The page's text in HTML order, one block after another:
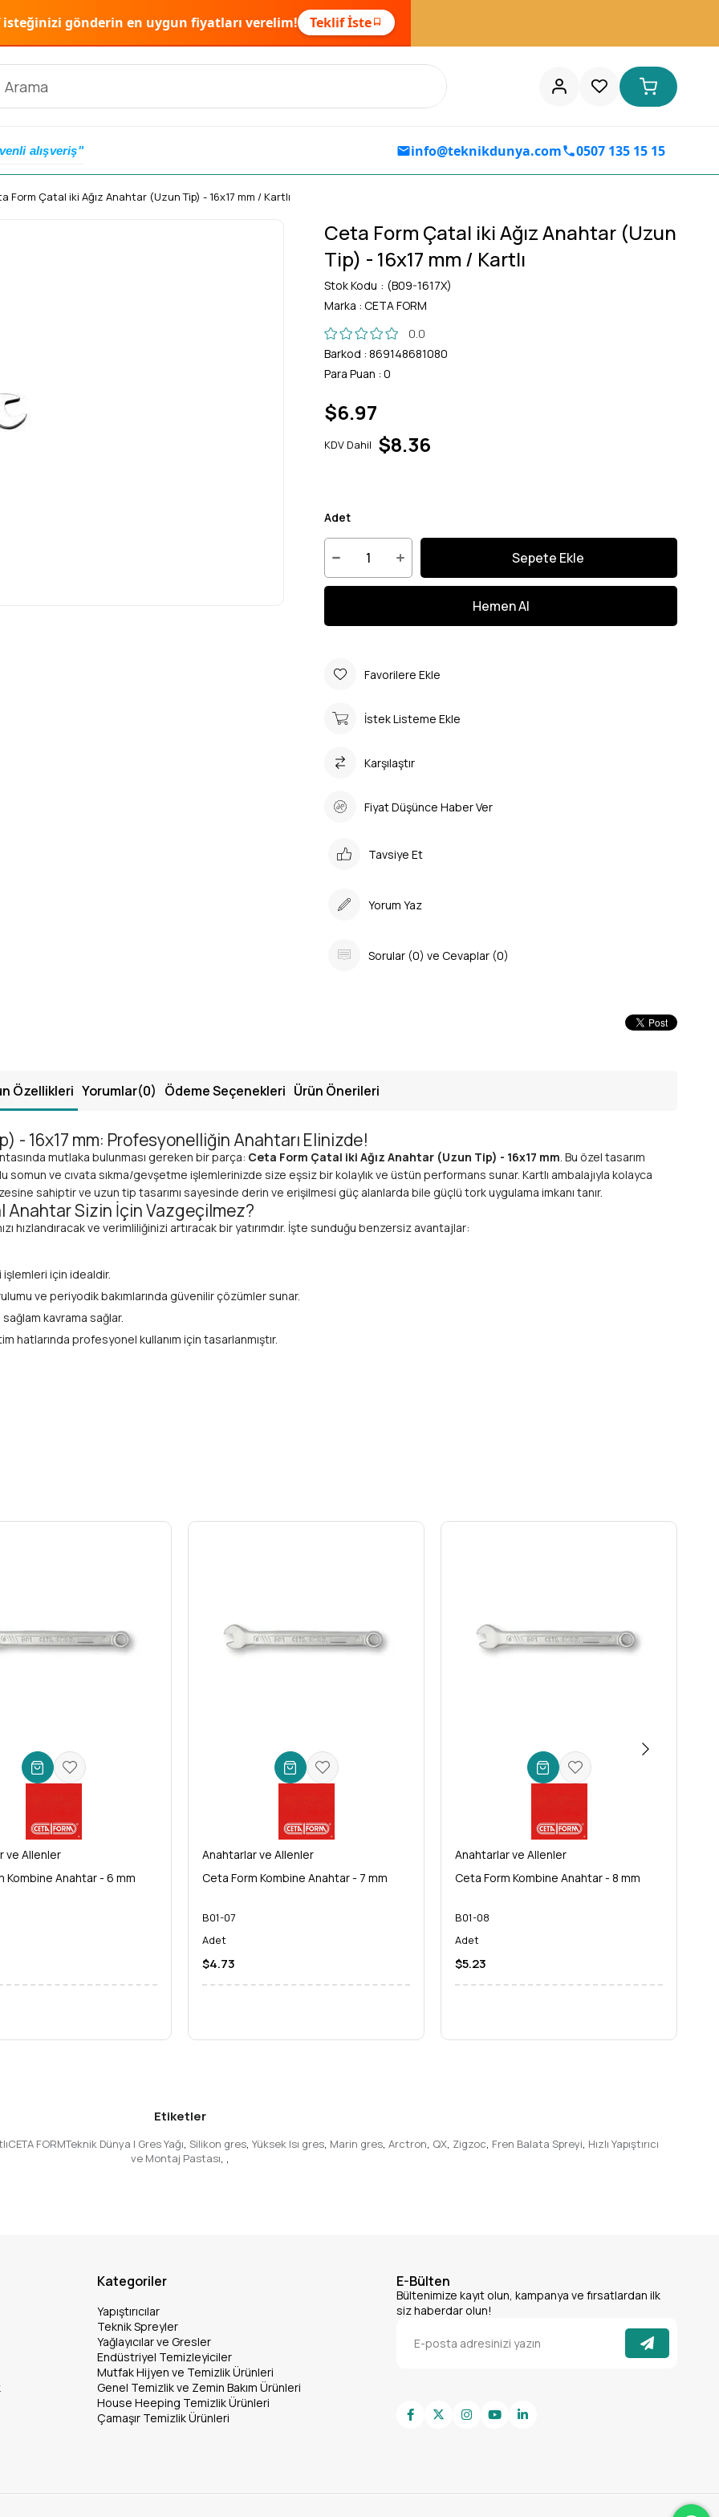
isteğinizi gönderin en uygun fiyatları verelim! Teklif İste
alışveriş" info@teknikdunya.com 0507 135 15 15
Form Çatal iki Ağız Anahtar (Uzun Tip) - 16x17 mm / Kartlı
Ceta Form Çatal iki Ağız Anahtar (Uzun
Tip) - 16x17 mm / Kartlı
Stok Kodu
(B09-1617X)
Marka : CETA FORM
0.0
Barkod : 869148681080
Para Puan : 0
$6.97
KDV Dahil $8.36
Adet
Favorilere Ekle
İstek Listeme Ekle
Karşılaştır
Fiyat Düşünce Haber Ver
Tavsiye Et
Yorum Yaz
Sorular (0) ve Cevaplar (0)
Özellikleri Yorumlar(0) Ödeme Seçenekleri Ürün Önerileri
- 16x17 mm: Profesyonelliğin Anahtarı Elinizde!
mutlaka bulunması gereken bir parça: Ceta Form Çatal iki Ağız Anahtar (Uzun Tip) - 16x17 mm. Bu özel tasarım
somun ve cıvata sıkma/gevşetme işlemlerinizde size eşsiz bir kolaylık ve üstün performans sunar. Kartlı ambalajıyla kolayca
sahiptir ve uzun tip tasarımı sayesinde derin ve erişilmesi güç alanlarda bile güçlü tork uygulama imkanı tanır.
Anahtar Sizin İçin Vazgeçilmez?
hızlandıracak ve verimliliğinizi artıracak bir yatırımdır. İşte sunduğu benzersiz avantajlar:
işlemleri için idealdir.
ve periyodik bakımlarında güvenilir çözümler sunar.
kavrama sağlar.
hatlarında profesyonel kullanım için tasarlanmıştır.
karşı üstün koruma ve estetik görünüm.
idealdir.
bir anahtar değil, aynı zamanda işinizin kalitesini ve verimliliğini artıran bir araçtır. Kalitesiz aletlerle zaman kaybetmek
yatırım yapın. Bu
dayanıklı el aleti mekanik anahtar ihtiyaçlarınız için uzun vadeli bir çözüm sunar.
tamamlarsınız.
gereksiz zorluklardan kurtulursunuz.
uzun yıllar boyunca alet çantanızın vazgeçilmezi olacak.
ekleyin ve profesyonel işlerinizde farkı hissedin! Her türlü tamir, bakım ve montaj işinizde size eşlik edecek buaçık ağızlı
ve Allenler
Kombine Anahtar - 6 mm
Anahtarlar ve Allenler
Ceta Form Kombine Anahtar - 7 mm
B01-07
Adet
$4.73
Anahtarlar ve Allenler
Ceta Form Kombine Anahtar - 8 mm
B01-08
Adet
$5.23
Etiketler
FORMTeknik Dünya | Gres Yağı, Silikon gres, Yüksek Isı gres, Marin gres, Arctron, QX, Zigzoc, Fren Balata Spreyi, Hızlı Yapıştırıcı
ve Montaj Pastası, ,
Kategoriler
Yapıştırıcılar
Teknik Spreyler
Yağlayıcılar ve Gresler
Endüstriyel Temizleyiciler
Mutfak Hijyen ve Temizlik Ürünleri
Genel Temizlik ve Zemin Bakım Ürünleri
House Heeping Temizlik Ürünleri
Çamaşır Temizlik Ürünleri
E-Bülten
Bültenimize kayıt olun, kampanya ve fırsatlardan ilk
siz haberdar olun!